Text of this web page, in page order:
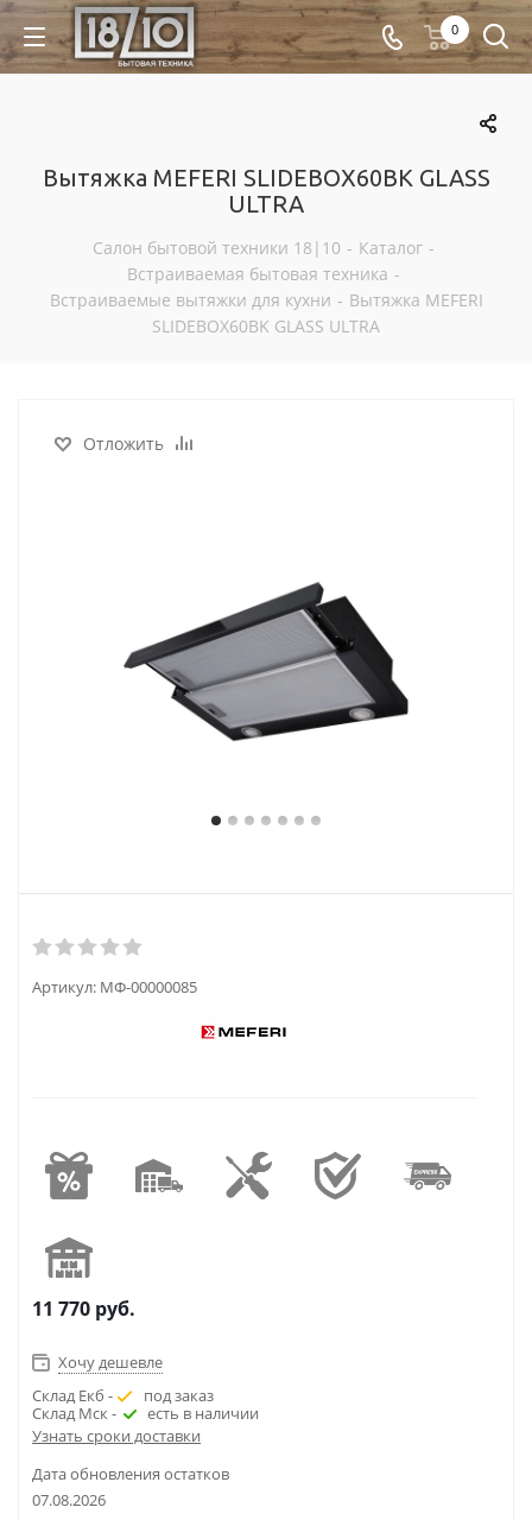
0
Вытяжка MEFERI SLIDEBOX60BK GLASS
ULTRA
Салон бытовой техники 18|10 - Каталог -
Встраиваемая бытовая техника -
Встраиваемые вытяжки для кухни - Вытяжка MEFERI
SLIDEBOX60BK GLASS ULTRA
Отложить
Артикул: МФ-00000085
11 770 руб.
Хочу дешевле
Склад Екб -
под заказ
Склад Мск -
есть в наличии
Узнать сроки доставки
Дата обновления остатков
07.08.2026